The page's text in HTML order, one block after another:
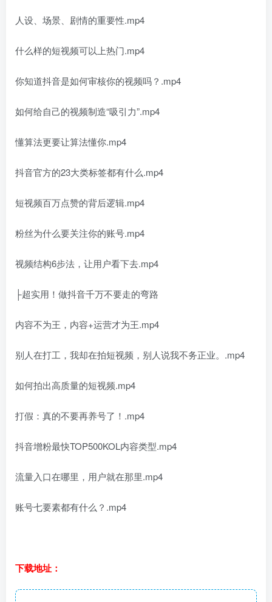
人设、场景、剧情的重要性.mp4
什么样的短视频可以上热门.mp4
你知道抖音是如何审核你的视频吗？.mp4
如何给自己的视频制造“吸引力”.mp4
懂算法更要让算法懂你.mp4
抖音官方的23大类标签都有什么.mp4
短视频百万点赞的背后逻辑.mp4
粉丝为什么要关注你的账号.mp4
视频结构6步法，让用户看下去.mp4
├超实用！做抖音千万不要走的弯路
内容不为王，内容+运营才为王.mp4
别人在打工，我却在拍短视频，别人说我不务正业。.mp4
如何拍出高质量的短视频.mp4
打假：真的不要再养号了！.mp4
抖音增粉最快TOP500KOL内容类型.mp4
流量入口在哪里，用户就在那里.mp4
账号七要素都有什么？.mp4
下载地址：